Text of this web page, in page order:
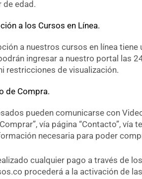
de edad.
a los Cursos en Línea.
a nuestros cursos en línea
ingresar a nuestro portal las
restricciones de visualización.
de Compra.
pueden comunicarse con
vía página “Contacto”,
necesaria para poder
cualquier pago a través de
procederá a la activación de